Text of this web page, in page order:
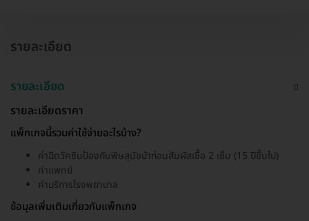
รายละเอียด
รายละเอียด
รายละเอียดราคา
แพ็กเกจนี้รวมค่าใช้จ่ายอะไรบ้าง?
ค่าฉีดวัคซีนป้องกันพิษสุนัขบ้าก่อนสัมผัสเชื้อ 2 เข็ม (15 ปีขึ้นไป)
ค่าแพทย์
ค่าบริการโรงพยาบาล
ข้อมุลเพิ่มเติมเกี่ยวกับแพ็กเกจ